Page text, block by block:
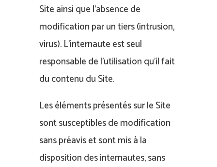
Site ainsi que l’absence de
modification par un tiers (intrusion,
virus). L’internaute est seul
responsable de l’utilisation qu’il fait
du contenu du Site.
Les éléments présentés sur le Site
sont susceptibles de modification
sans préavis et sont mis à la
disposition des internautes, sans